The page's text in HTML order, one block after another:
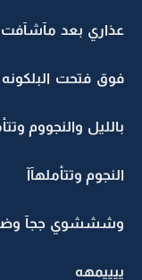
عذاري بعد
فوق فتحت
بالليل والنجووم
النجوم وتتأملهآآ
وشششوي ججآ
ييييمهه